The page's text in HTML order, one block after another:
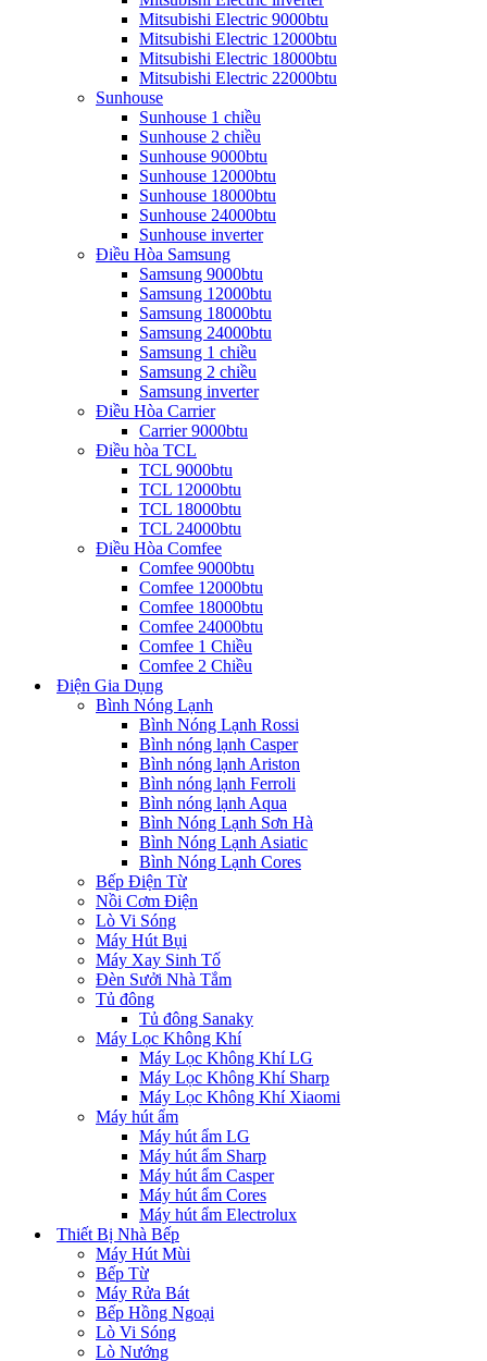
Mitsubishi Electric 9000btu
Mitsubishi Electric 12000btu
Mitsubishi Electric 18000btu
Mitsubishi Electric 22000btu
Sunhouse
Sunhouse 1 chiều
Sunhouse 2 chiều
Sunhouse 9000btu
Sunhouse 12000btu
Sunhouse 18000btu
Sunhouse 24000btu
Sunhouse inverter
Điều Hòa Samsung
Samsung 9000btu
Samsung 12000btu
Samsung 18000btu
Samsung 24000btu
Samsung 1 chiều
Samsung 2 chiều
Samsung inverter
Điều Hòa Carrier
Carrier 9000btu
Điều hòa TCL
TCL 9000btu
TCL 12000btu
TCL 18000btu
TCL 24000btu
Điều Hòa Comfee
Comfee 9000btu
Comfee 12000btu
Comfee 18000btu
Comfee 24000btu
Comfee 1 Chiều
Comfee 2 Chiều
Điện Gia Dụng
Bình Nóng Lạnh
Bình Nóng Lạnh Rossi
Bình nóng lạnh Casper
Bình nóng lạnh Ariston
Bình nóng lạnh Ferroli
Bình nóng lạnh Aqua
Bình Nóng Lạnh Sơn Hà
Bình Nóng Lạnh Asiatic
Bình Nóng Lạnh Cores
Bếp Điện Từ
Nồi Cơm Điện
Lò Vi Sóng
Máy Hút Bụi
Máy Xay Sinh Tố
Đèn Sưởi Nhà Tắm
Tủ đông
Tủ đông Sanaky
Máy Lọc Không Khí
Máy Lọc Không Khí LG
Máy Lọc Không Khí Sharp
Máy Lọc Không Khí Xiaomi
Máy hút ẩm
Máy hút ẩm LG
Máy hút ẩm Sharp
Máy hút ẩm Casper
Máy hút ẩm Cores
Máy hút ẩm Electrolux
Thiết Bị Nhà Bếp
Máy Hút Mùi
Bếp Từ
Máy Rửa Bát
Bếp Hồng Ngoại
Lò Vi Sóng
Lò Nướng